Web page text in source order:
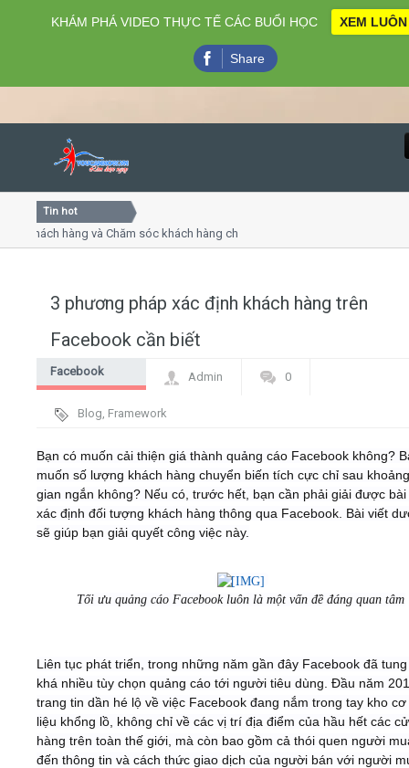
Close
Home
Video
Kiến thức
Tin hot
hàng và Chăm sóc khách hàng chuyên nghiệp
3 phương pháp xác định khách hàng trên
Facebook cần biết
Facebook
Admin 0
Blog, Framework
Bạn có muốn cải thiện giá thành quảng cáo Facebook không?
muốn số lượng khách hàng chuyển biến tích cực chỉ sau
gian ngắn không? Nếu có, trước hết, bạn cần phải giải được bài
xác định đối tượng khách hàng thông qua Facebook. Bài viết
sẽ giúp bạn giải quyết công việc này.
Tối ưu quảng cáo Facebook luôn là một vấn đề đáng quan tâm
Liên tục phát triển, trong những năm gần đây Facebook đã
khá nhiều tùy chọn quảng cáo tới người tiêu dùng. Đầu năm
trang tin dần hé lộ về việc Facebook đang nắm trong tay kho
liệu khổng lồ, không chỉ về các vị trí địa điểm của hầu hết các
hàng trên toàn thế giới, mà còn bao gồm cả thói quen người
đến thông tin và cách thức giao dịch của người bán với người
KHÁM PHÁ VIDEO THỰC TẾ CÁC BUỔI HỌC XEM LUÔN
Share